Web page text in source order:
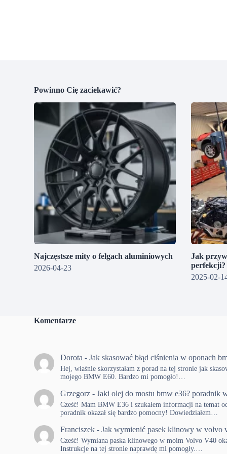
Powinno Cię zaciekawić?
Najczęstsze mity o felgach aluminiowych
2026-04-23
Jak
2025-02-
Komentarze
Dorota -Jak skasować błąd ciśnienia w oponach
Hej, właśnie skorzystałam z porad na tej stronie jak
mojego BMW E60. Bardzo mi pomogło!…
Grzegorz -Jaki olej do mostu bmw e36? poradnik
Cześć! Mam BMW E36 i szukałem informacji na temat
poradnik okazał się bardzo pomocny! Dowiedziałem…
Franciszek -Jak wymienić pasek klinowy w volvo
Cześć! Wymiana paska klinowego w moim Volvo V40
Instrukcje na tej stronie naprawdę mi pomogły.…